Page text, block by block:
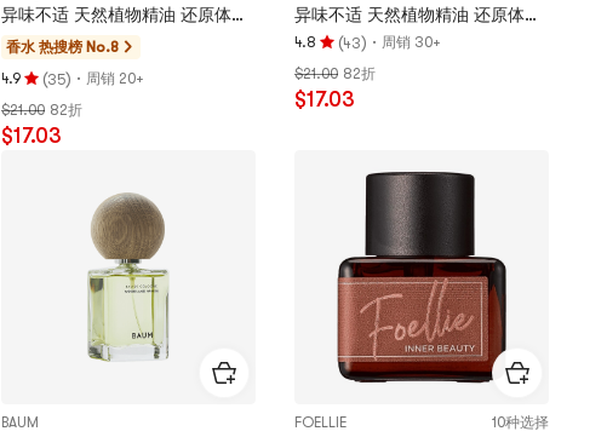
异味不适 天然植物精油 还原体香
持久留香 敏感肌适用
香水 热搜榜 No.8
4.9
评
分
4.9
(35) · 周销 20+
$21.00 82折
$17.03
异味不适 天然植物精油 还原体香
持久留香 敏感肌适用【BEST】
4.8
评
分
4.8
(43) · 周销 30+
$21.00 82折
$17.03
BAUM FOELLIE 10种选择